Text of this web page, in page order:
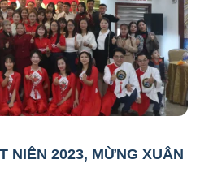
NIÊN 2023, MỪNG XUÂN